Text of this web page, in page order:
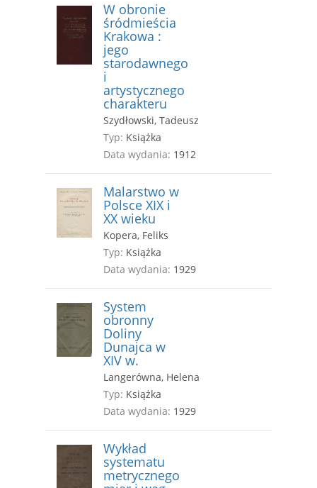
W obronie
śródmieścia
Krakowa :
jego
starodawnego
i
artystycznego
charakteru
Szydłowski, Tadeusz
Typ: Książka
Data wydania: 1912
Malarstwo w
Polsce XIX i
XX wieku
Kopera, Feliks
Typ: Książka
Data wydania: 1929
System
obronny
Doliny
Dunajca w
XIV w.
Langerówna, Helena
Typ: Książka
Data wydania: 1929
Wykład
systematu
metrycznego